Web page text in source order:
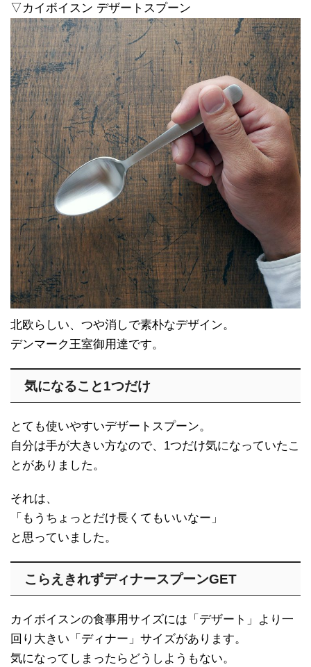
▽カイボイスン デザートスプーン
北欧らしい、つや消しで素朴なデザイン。
デンマーク王室御用達です。
気になること1つだけ
とても使いやすいデザートスプーン。
自分は手が大きい方なので、1つだけ気になっていたこ
とがありました。
それは、
「もうちょっとだけ長くてもいいなー」
と思っていました。
こらえきれずディナースプーンGET
カイボイスンの食事用サイズには「デザート」より一
回り大きい「ディナー」サイズがあります。
気になってしまったらどうしようもない。